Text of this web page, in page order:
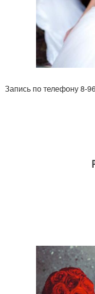
Запись по телефону 8-